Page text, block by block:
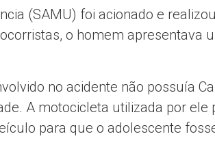
(SAMU) foi acionado e
o homem apresentava
no acidente não possuía
A motocicleta utilizada por ele
para que o adolescente